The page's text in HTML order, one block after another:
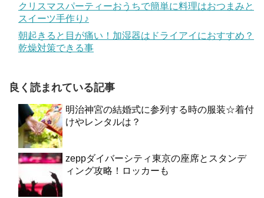
クリスマスパーティーおうちで簡単に料理はおつまみと
スイーツ手作り♪
朝起きると目が痛い！加湿器はドライアイにおすすめ？
乾燥対策できる事
良く読まれている記事
明治神宮の結婚式に参列する時の服装☆着付
けやレンタルは？
zeppダイバーシティ東京の座席とスタンデ
ィング攻略！ロッカーも